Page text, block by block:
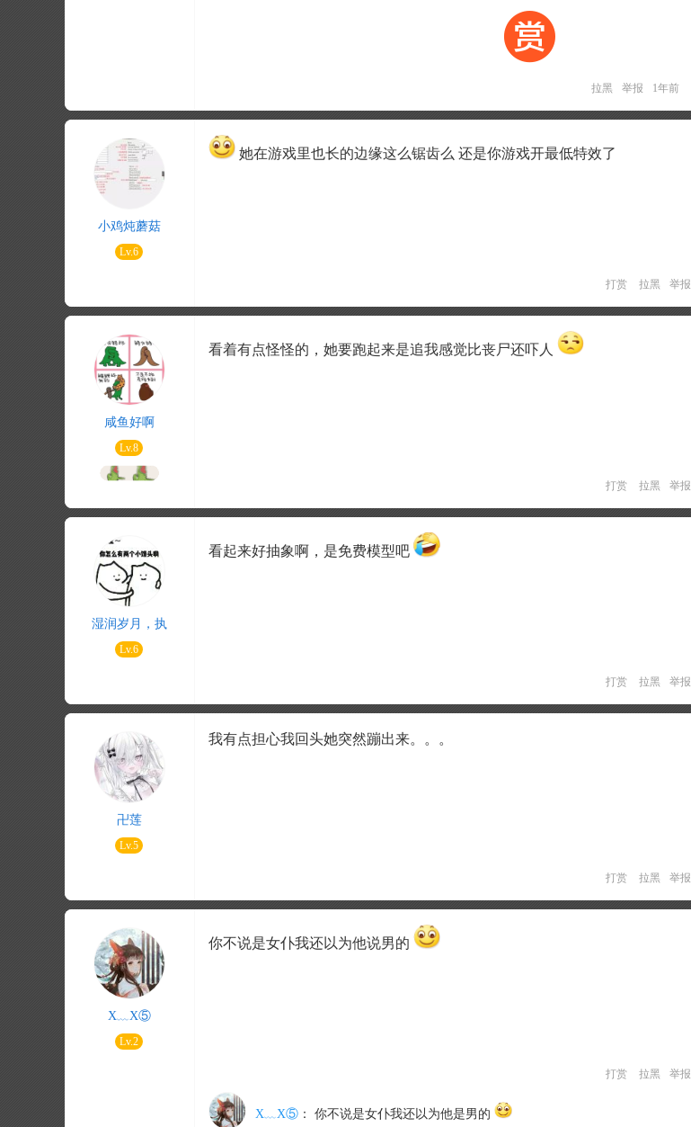
拉黑 举报 1年前
小鸡炖蘑菇
Lv.6
她在游戏里也长的边缘这么锯齿么 还是你游戏开最低特效了
打赏 拉黑 举报
咸鱼好啊
Lv.8
看着有点怪怪的，她要跑起来是追我感觉比丧尸还吓人
打赏 拉黑 举报
湿润岁月，执
Lv.6
看起来好抽象啊，是免费模型吧
打赏 拉黑 举报
卍莲
Lv.5
我有点担心我回头她突然蹦出来。。。
打赏 拉黑 举报
X﹏X⑤
Lv.2
你不说是女仆我还以为他说男的
打赏 拉黑 举报
X﹏X⑤： 你不说是女仆我还以为他是男的